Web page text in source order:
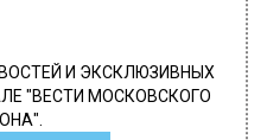
И ЭКСКЛЮЗИВНЫХ
"ВЕСТИ МОСКОВСКОГО